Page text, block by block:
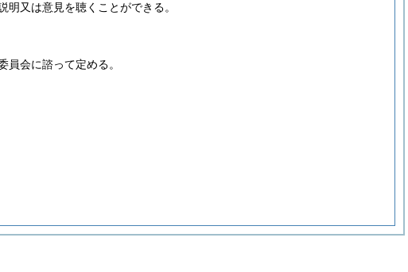
又は意見を聴くことができる。
会に諮って定める。